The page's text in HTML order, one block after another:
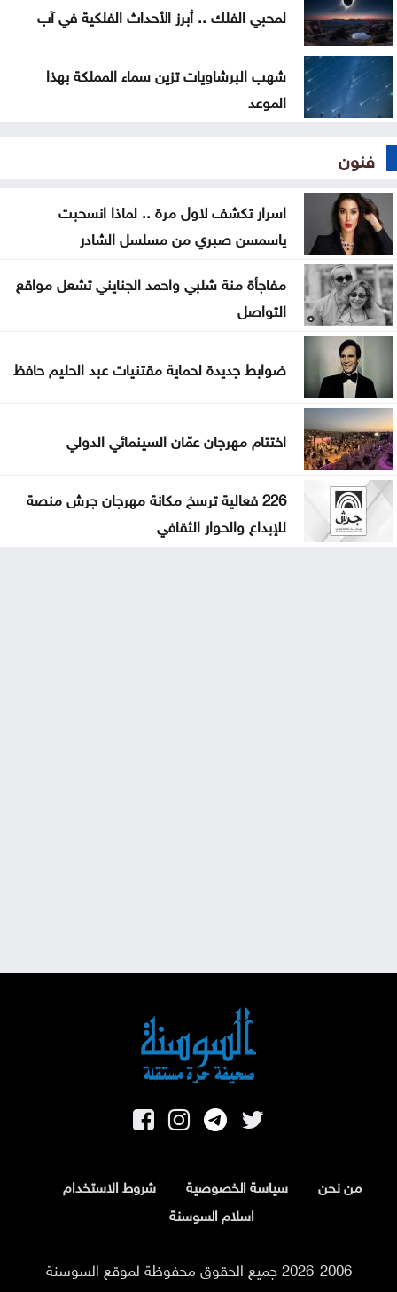
لمحبي الفلك .. أبرز الأحداث الفلكية في آب
شهب البرشاويات تزين سماء المملكة بهذا
الموعد
فنون
اسرار تكشف لاول مرة .. لماذا انسحبت
ياسمسن صبري من مسلسل الشادر
مفاجأة منة شلبي واحمد الجنايني تشعل مواقع
التواصل
ضوابط جديدة لحماية مقتنيات عبد الحليم حافظ
اختتام مهرجان عمّان السينمائي الدولي
226 فعالية ترسخ مكانة مهرجان جرش منصة
للإبداع والحوار الثقافي
من نحن سياسة الخصوصية
شروط الاستخدام
اسلام السوسنة
2026-2006 جميع الحقوق محفوظة لموقع السوسنة